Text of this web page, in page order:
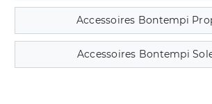
Accessoires Bontempi
Accessoires Bontempi